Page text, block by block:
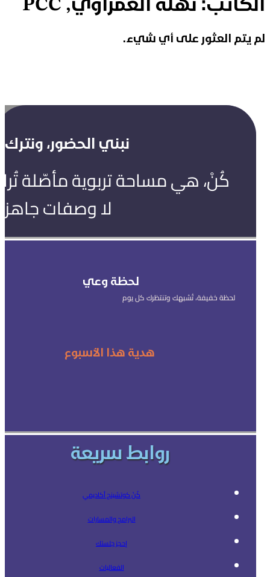
لم يتم العثور على أي شيء.
نبني الحضور، ونترك
كُنْ، هي مساحة تربوية مأصّلة
لا وصفات
لحظة وعي
لحظة خفيفة، تُشبهك وتنتظرك كل يوم
هدية هذا الأسبوع
روابط سريعة
كُنْ كوتشينج أكاديمي
البرامج والمسارات
إحجز جلستك
الفعاليات